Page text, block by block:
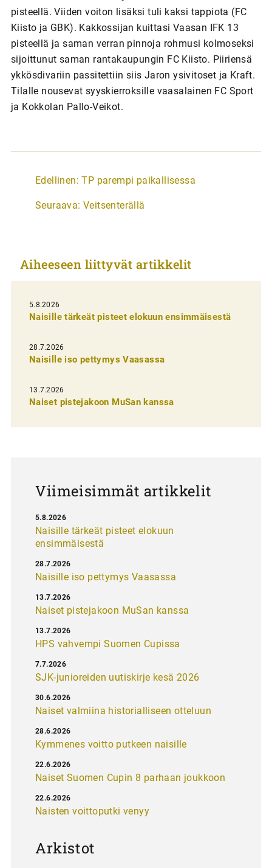
pisteellä. Viiden voiton lisäksi tuli kaksi tappiota (FC
Kiisto ja GBK). Kakkossijan kuittasi Vaasan IFK 13
pisteellä ja saman verran pinnoja rohmusi kolmoseksi
sijoittunut saman rantakaupungin FC Kiisto. Piiriensä
ykkösdivariin passitettiin siis Jaron ysivitoset ja Kraft.
Tilalle nousevat syyskierroksille vaasalainen FC Sport
ja Kokkolan Pallo-Veikot.
A
t
k
e
l
i
e
n
e
Edellinen: TP parempi paikallisessa
Seuraava: Veitsenterällä
Aiheeseen liittyvät artikkelit
5.8.2026
Naisille tärkeät pisteet elokuun ensimmäisestä
28.7.2026
Naisille iso pettymys Vaasassa
13.7.2026
Naiset pistejakoon MuSan kanssa
Viimeisimmät artikkelit
Naisille tärkeät pisteet elokuun
ensimmäisestä
5.8.2026
Naisille iso pettymys Vaasassa
28.7.2026
Naiset pistejakoon MuSan kanssa
13.7.2026
HPS vahvempi Suomen Cupissa
13.7.2026
SJK-junioreiden uutiskirje kesä 2026
7.7.2026
Naiset valmiina historialliseen otteluun
30.6.2026
Kymmenes voitto putkeen naisille
28.6.2026
Naiset Suomen Cupin 8 parhaan joukkoon
22.6.2026
Naisten voittoputki venyy
22.6.2026
Arkistot